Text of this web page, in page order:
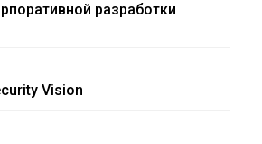
разработки
Vision